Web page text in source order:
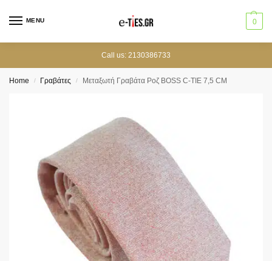
MENU 0
Call us: 2130386733
Home / Γραβάτες / Μεταξωτή Γραβάτα Ροζ BOSS C-ΤΙΕ 7,5 CΜ